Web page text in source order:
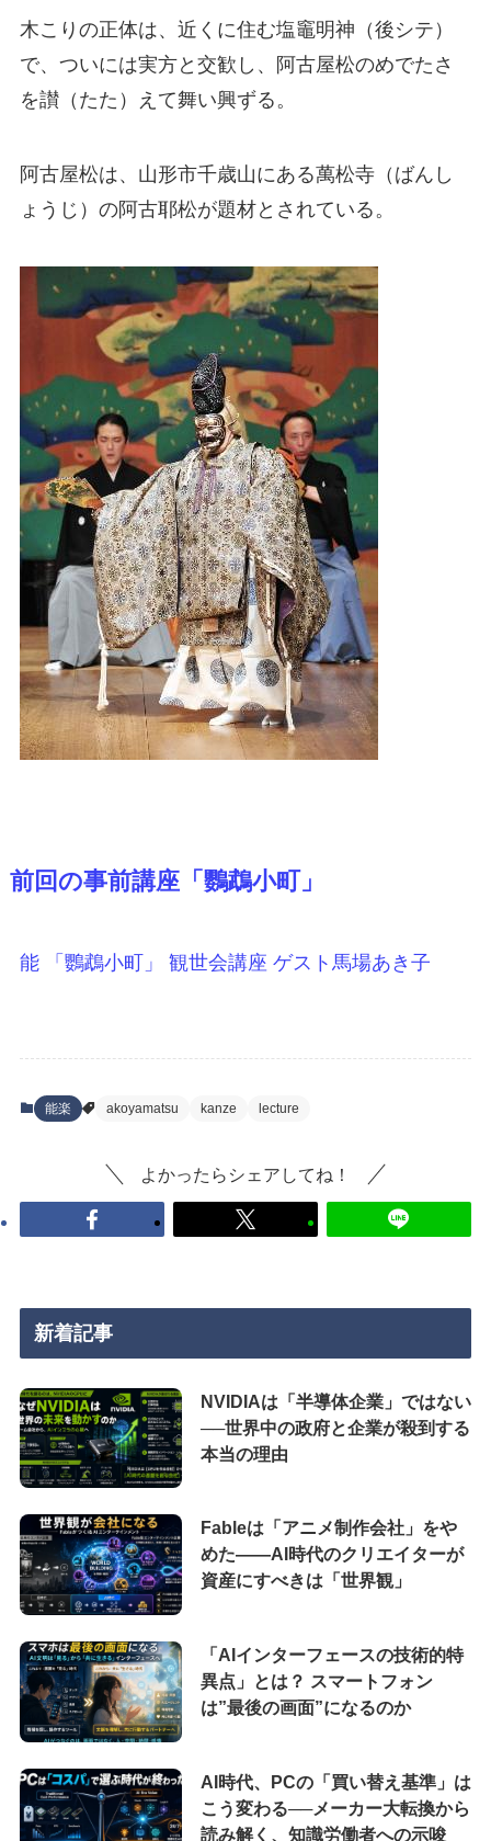
木こりの正体は、近くに住む塩竈明神（後シテ）
で、ついには実方と交歓し、阿古屋松のめでたさ
を讃（たた）えて舞い興ずる。
阿古屋松は、山形市千歳山にある萬松寺（ばんし
ょうじ）の阿古耶松が題材とされている。
前回の事前講座「鸚鵡小町」
能 「鸚鵡小町」 観世会講座 ゲスト馬場あき子
能楽 akoyamatsu kanze lecture
よかったらシェアしてね！
新着記事
NVIDIAは「半導体企業」ではない
──世界中の政府と企業が殺到する
本当の理由
Fableは「アニメ制作会社」をや
めた――AI時代のクリエイターが
資産にすべきは「世界観」
「AIインターフェースの技術的特
異点」とは？ スマートフォン
は”最後の画面”になるのか
AI時代、PCの「買い替え基準」は
こう変わる──メーカー大転換から
読み解く、知識労働者への示唆